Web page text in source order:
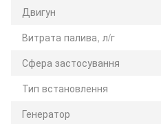
Двигун
Витрата палива, л/г
Сфера застосування
Тип встановлення
Генератор